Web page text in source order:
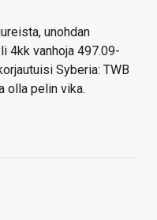
unohdan
4kk vanhoja 497.09-
Syberia: TWB
olla pelin vika.